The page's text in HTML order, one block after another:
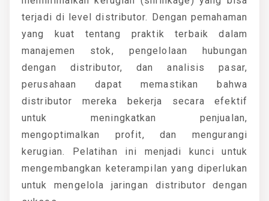
terjadi di level distributor. Dengan pemahaman
yang kuat tentang praktik terbaik dalam
manajemen stok, pengelolaan hubungan
dengan distributor, dan analisis pasar,
perusahaan dapat memastikan bahwa
distributor mereka bekerja secara efektif
untuk meningkatkan penjualan,
mengoptimalkan profit, dan mengurangi
kerugian. Pelatihan ini menjadi kunci untuk
mengembangkan keterampilan yang diperlukan
untuk mengelola jaringan distributor dengan